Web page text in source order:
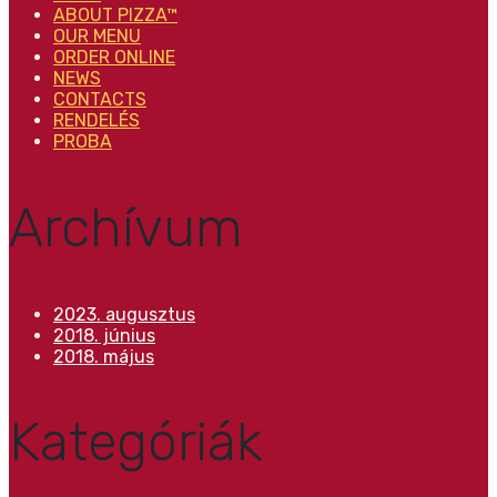
ABOUT PIZZA™
OUR MENU
ORDER ONLINE
NEWS
CONTACTS
RENDELÉS
PROBA
Archívum
2023. augusztus
2018. június
2018. május
Kategóriák